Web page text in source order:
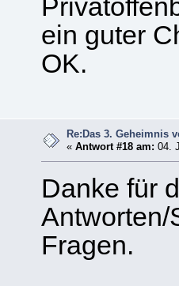
ein guter
OK.
Re:Das 3. Geheimnis
«Antwort #18 am: 04.
Danke für
Antworten/
Fragen.